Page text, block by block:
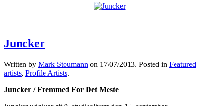
Juncker
Written by Mark Stoumann on 17/07/2013. Posted in Featured
artists, Profile Artists.
Juncker / Fremmed For Det Meste